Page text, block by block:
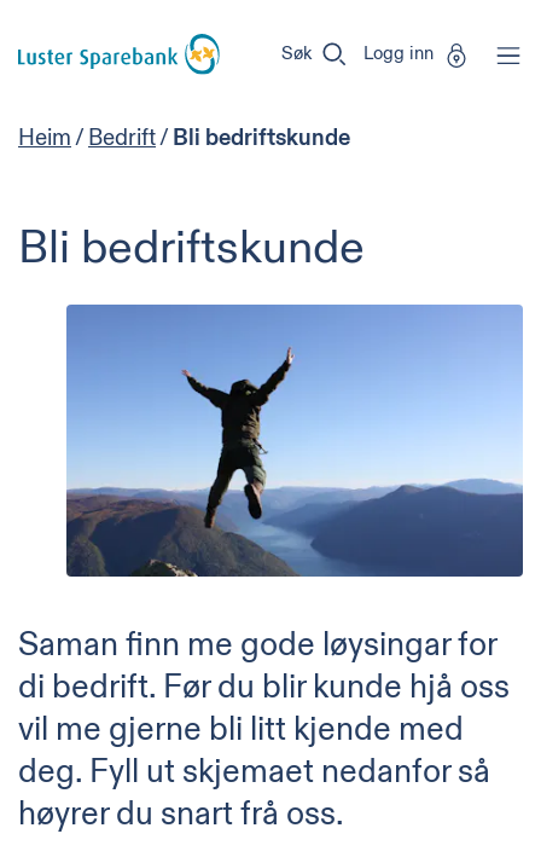
Sparebank
Søk Logg inn
Heim/ Bedrift/ Bli bedriftskunde
Bli bedriftskunde
Saman finn me gode løysingar for
di bedrift. Før du blir kunde hjå oss
vil me gjerne bli litt kjende med
deg. Fyll ut skjemaet nedanfor så
høyrer du snart frå oss.
er
Miljøfyrtårn-